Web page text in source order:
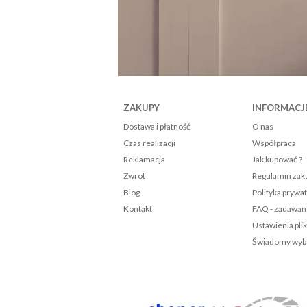
ZAKUPY
Dostawa i płatność
Czas realizacji
Reklamacja
Zwrot
Blog
Kontakt
O nas
Współpraca
Jak kupować ?
Regulamin
Polityka
FAQ -
Ustawienia
Świadomy